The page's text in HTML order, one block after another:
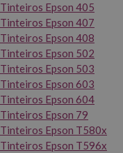
Tinteiros Epson 405
Tinteiros Epson 407
Tinteiros Epson 408
Tinteiros Epson 502
Tinteiros Epson 503
Tinteiros Epson 603
Tinteiros Epson 604
Tinteiros Epson 79
Tinteiros Epson T580x
Tinteiros Epson T596x